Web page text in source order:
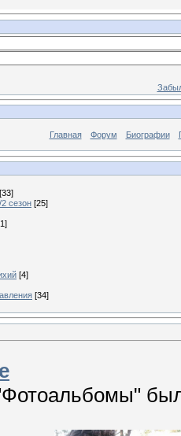
Главная Форум Биографии
[33]
сезон [25]
[4]
[34]